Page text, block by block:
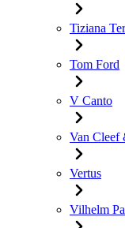
Tiziana
Tom Ford
V Canto
Van Cleef
Vertus
Vilhelm